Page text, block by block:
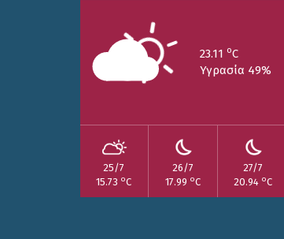
23.11 oC
Υγρασία 49%
25/7
15.73 oC
26/7
17.99 oC
27/7
20.94 oC